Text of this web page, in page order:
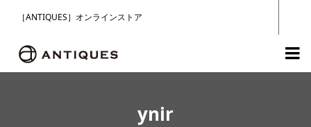
［ANTIQUES］オンラインストア

ynir